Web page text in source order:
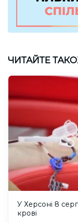
ЧИТАЙТЕ
У Херсоні 8
крові